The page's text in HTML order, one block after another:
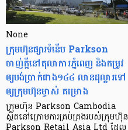
None
ក្រុមហ៊ុនផ្សារទំនើប Parkson
ចាញ់ក្ដីនៅតុលាការភ្នំពេញ និងតម្រូវ
ឲ្យបង់ប្រាក់ជាង១៤៤ លានដុល្លារទៅ
ឲ្យក្រុមហ៊ុនម្ចាស់ គម្រោង
ក្រុមហ៊ុន Parkson Cambodia
ស្ថិតនៅក្រោមការគ្រប់គ្រងរបស់ក្រុមហ៊ុន